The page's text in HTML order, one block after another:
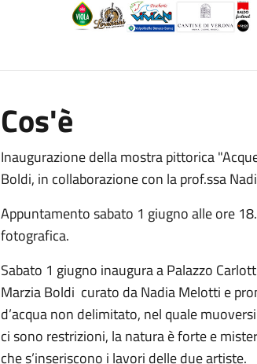
Cos'è
Inaugurazione della mostra pittorica
Boldi, in collaborazione con la prof.ssa
Appuntamento sabato 1 giugno alle ore
fotografica.
Sabato 1 giugno inaugura a Palazzo
Marzia Boldi curato da Nadia Melotti e
d’acqua non delimitato, nel quale
ci sono restrizioni, la natura è forte e
che s’inseriscono i lavori delle due artiste.